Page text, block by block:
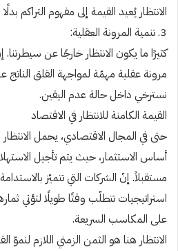
الانتظار يُعيد القيمة إلى مفهوم التراكم
3. تنمية المرونة العقلية:
كثيرًا ما يكون الانتظار خارجًا عن
مرونة عقلية مهمّة لمواجهة القلق
نسترخي داخل حالة عدم اليقين.
القيمة الكامنة للانتظار في الاقتصاد
حتى في المجال الاقتصادي، يحمل
أساس الاستثمار، حيث يتم تأجيل
مستقبلاً. إنّ الشركات التي تتميّز
استراتيجيات تتطلّب وقتًا طويلًا لتؤتي
على المكاسب السريعة.
الانتظار هنا هو الثمن الزمني اللازم لنموّ